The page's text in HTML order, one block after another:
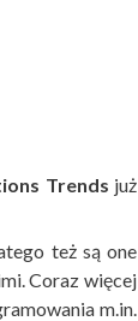
Trends już
też są one
Coraz więcej
m.in.